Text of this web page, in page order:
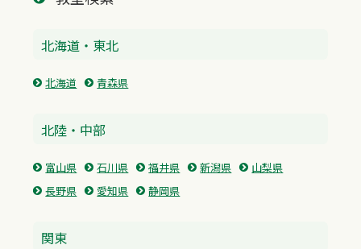
北海道・東北
北海道 青森県
北陸・中部
富山県 石川県 福井県 新潟県
山梨県
長野県
愛知県 静岡県
関東